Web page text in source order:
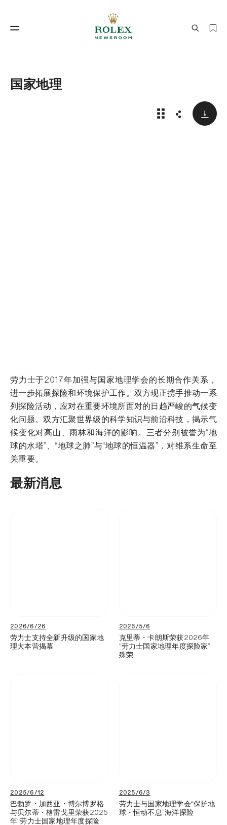
国家地理
国家地理 | 保护地
下载
劳力士于2017年加强与国家地理学会的长期合作关系，
进一步拓展探险和环境保护工作。双方现正携手推动一系
列探险活动，应对在重要环境所面对的日趋严峻的气候变
化问题。双方汇聚世界级的科学知识与前沿科技，揭示气
候变化对高山、雨林和海洋的影响。三者分别被誉为“地
球的水塔”、“地球之肺”与“地球的恒温器”，对维系生命至
关重要。
最新消息
2026/6/26
劳力士支持全新升级的国家地
理大本营揭幕
2026/5/6
克里蒂・卡朗斯荣获2026年
“劳力士国家地理年度探险家”
殊荣
2025/6/12
巴勃罗・加西亚・博尔博罗格
与贝尔蒂・格雷戈里荣获2025
年“劳力士国家地理年度探险
2025/6/3
劳力士与国家地理学会“保护地
球・恒动不息”海洋探险